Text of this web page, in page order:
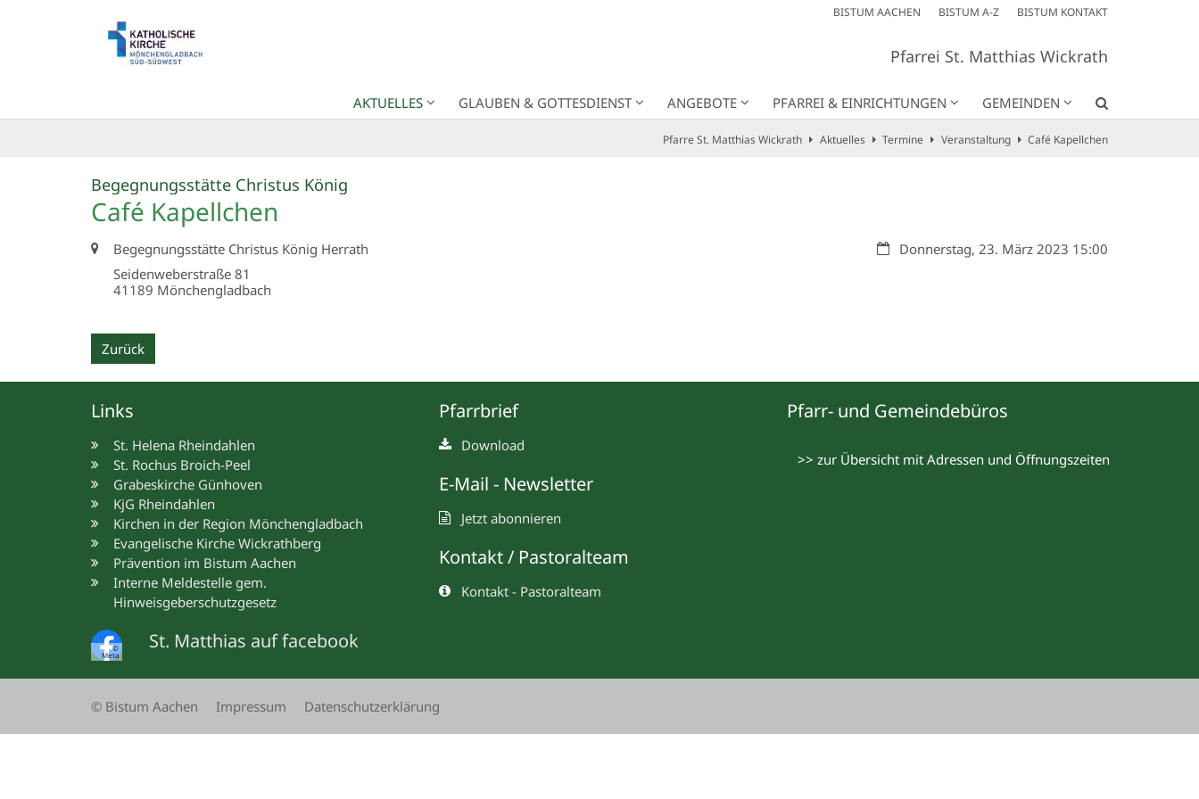
BISTUM AACHEN BISTUM A-Z BISTUM KONTAKT
Pfarrei St. Matthias Wickrath
AKTUELLES GLAUBEN & GOTTESDIENST ANGEBOTE PFARREI & EINRICHTUNGEN GEMEINDEN
Pfarre St. Matthias Wickrath Aktuelles Termine Veranstaltung Café Kapellchen
Begegnungsstätte Christus König
Café Kapellchen
Datum:Donnerstag, 23. März 2023 15:00
Ort: Begegnungsstätte Christus König Herrath
Seidenweberstraße 81
41189 Mönchengladbach
Zurück
Links
St. Helena Rheindahlen
St. Rochus Broich-Peel
Grabeskirche Günhoven
KjG Rheindahlen
Kirchen in der Region Mönchengladbach
Evangelische Kirche Wickrathberg
Prävention im Bistum Aachen
Interne Meldestelle gem.
Hinweisgeberschutzgesetz
©
Meta
St. Matthias auf facebook
Pfarrbrief
Download
E-Mail - Newsletter
Jetzt abonnieren
Kontakt / Pastoralteam
Kontakt - Pastoralteam
Pfarr- und Gemeindebüros
>> zur Übersicht mit Adressen und Öffnungszeiten
© Bistum Aachen Impressum Datenschutzerklärung